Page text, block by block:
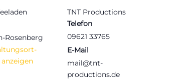
Rosenberg
TNT Productions
Telefon
09621 33765
E-Mail
mail@tnt-
productions.de